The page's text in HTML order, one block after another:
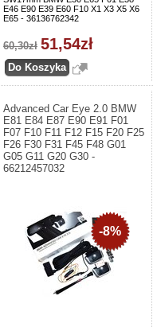
E46 E90 E39 E60 F10 X1 X3 X5 X6
E65 - 36136762342
60,30zł 51,54zł
Advanced Car Eye 2.0 BMW
E81 E84 E87 E90 E91 F01
F07 F10 F11 F12 F15 F20 F25
F26 F30 F31 F45 F48 G01
G05 G11 G20 G30 -
66212457032
-8%